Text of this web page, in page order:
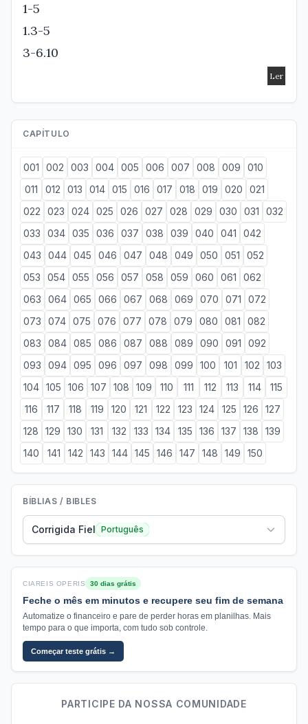
1-5
1.3-5
3-6.10
CAPÍTULO
001 002 003 004 005 006 007 008 009
010
011
012 013 014 015 016 017 018 019 020
021
022
023 024 025 026 027 028 029 030 031
032
033
034 035 036 037 038 039 040 041
042
043
044 045 046 047 048 049 050 051
052
053
054 055 056 057 058 059 060 061
062
063
064 065 066 067 068 069 070 071
072
073
074 075 076 077 078 079 080 081
082
083
084 085 086 087 088 089 090 091
092
093
094 095 096 097 098 099 100 101 102
103
104 105 106 107 108 109 110 111 112 113 114
115
116
117 118 119 120 121 122 123 124 125 126
127
128
129 130 131 132 133 134 135 136 137 138
139
140
141 142 143 144 145 146 147 148 149 150
BÍBLIAS / BIBLES
Corrigida Fiel Português
CIAREIS OPERIS 30 dias grátis
Feche o mês em minutos e recupere seu fim de semana
Automatize o financeiro e pare de perder horas em planilhas. Mais
tempo para o que importa, com tudo sob controle.
Começar teste grátis →
PARTICIPE DA NOSSA COMUNIDADE